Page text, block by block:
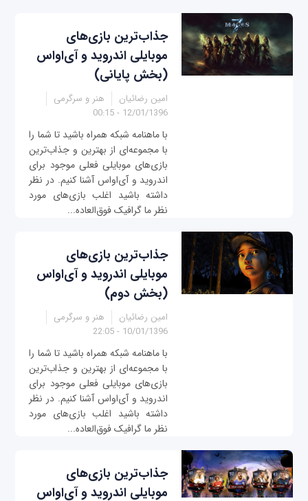
جذاب‌ترین بازی‌های
موبایلی اندروید و آی‌او‌اس
(بخش پایانی)
امین رضائیان
هنر و سرگرمی
12/01/1396 - 00:15
با ماهنامه شبکه همراه باشید تا شما را
با مجموعه‌ای از بهترین و جذاب‌ترین
بازی‌های موبایلی فعلی موجود برای
اندروید و آی‌او‌اس آشنا کنیم. در نظر
داشته باشید اغلب بازی‌های مورد
نظر ما گرافیک فوق‌العاده‌...
جذاب‌ترین بازی‌های
موبایلی اندروید و آی‌او‌اس
(بخش دوم)
امین رضائیان
هنر و سرگرمی
10/01/1396 - 22:05
با ماهنامه شبکه همراه باشید تا شما را
با مجموعه‌ای از بهترین و جذاب‌ترین
بازی‌های موبایلی فعلی موجود برای
اندروید و آی‌او‌اس آشنا کنیم. در نظر
داشته باشید اغلب بازی‌های مورد
نظر ما گرافیک فوق‌العاده‌...
جذاب‌ترین بازی‌های
موبایلی اندروید و آی‌او‌اس